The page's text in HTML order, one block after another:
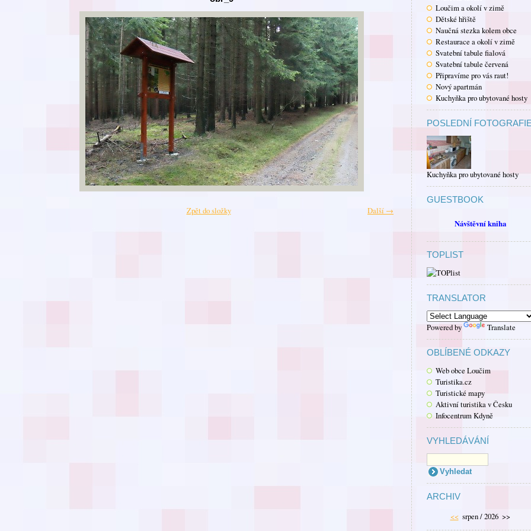
Loučim a okolí v zimě
Dětské hřiště
Naučná stezka kolem obce
Restaurace a okolí v zimě
Svatební tabule fialová
Svatební tabule červená
Připravíme pro vás raut!
Nový apartmán
Kuchyňka pro ubytované hosty
POSLEDNÍ
Kuchyňka pro ubytované hosty
GUESTBOOK
Návštěvní kniha
TOPLIST
TRANSLATOR
Powered by Translate
OBLÍBENÉ ODKAZY
Web obce Loučim
Turistika.cz
Turistické mapy
Aktivní turistika v Česku
Infocentrum Kdyně
VYHLEDÁVÁNÍ
ARCHIV
<< srpen / 2026 >>
Další →
Zpět do složky